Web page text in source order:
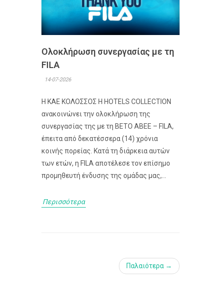
Ολοκλήρωση συνεργασίας με τη
FILA
14-07-2026
Η ΚΑΕ ΚΟΛΟΣΣΟΣ H HOTELS COLLECTION
ανακοινώνει την ολοκλήρωση της
συνεργασίας της με τη ΒΕΤΟ ΑΒΕΕ – FILA,
έπειτα από δεκατέσσερα (14) χρόνια
κοινής πορείας. Κατά τη διάρκεια αυτών
των ετών, η FILA αποτέλεσε τον επίσημο
προμηθευτή ένδυσης της ομάδας μας,...
Περισσότερα
Παλαιότερα →